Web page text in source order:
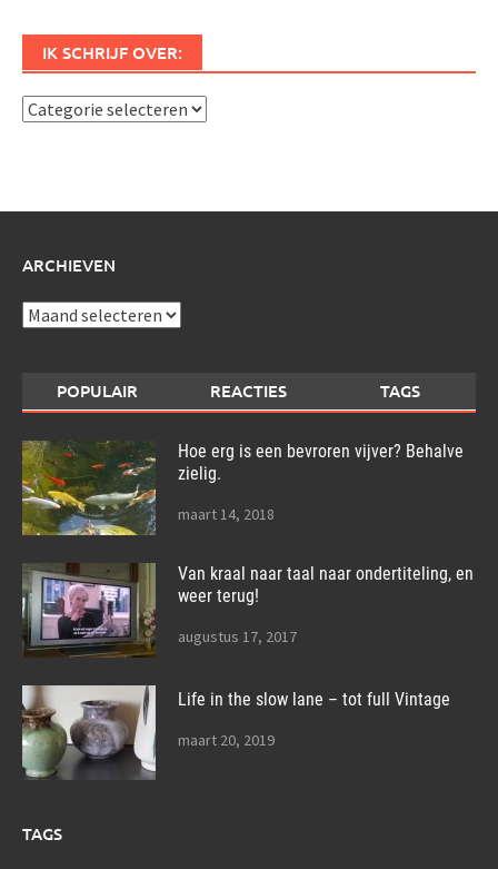
IK SCHRIJF OVER:
Ik
ARCHIEVEN
Archieven
POPULAIR REACTIES TAGS
Hoe erg is een bevroren vijver? Behalve
zielig.
maart 14, 2018
Van kraal naar taal naar ondertiteling, en
weer terug!
augustus 17, 2017
Life in the slow lane – tot full Vintage
maart 20, 2019
TAGS